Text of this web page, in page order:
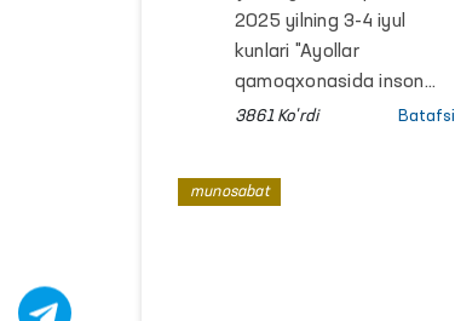
murojaat qilingani qayd
etilgan.
tarqalgan xabar
Ombudsman
tomonidan
o‘rganildi
2025 yilning 3-4 iyul
kunlari "Ayollar
qamoqxonasida inson
qadri qo‘llanilmoqdami?"
Majlisning Inson huquqlari
3861 Ko'rdi Batafsil
munosabat